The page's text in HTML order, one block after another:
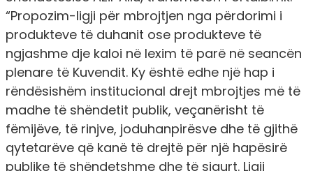
“Propozim-ligji për mbrojtjen nga përdorimi i
produkteve të duhanit ose produkteve të
ngjashme dje kaloi në lexim të parë në seancën
plenare të Kuvendit. Ky është edhe një hap i
rëndësishëm institucional drejt mbrojtjes më të
madhe të shëndetit publik, veçanërisht të
fëmijëve, të rinjve, joduhanpirësve dhe të gjithë
qytetarëve që kanë të drejtë për një hapësirë
publike të shëndetshme dhe të sigurt. Ligji